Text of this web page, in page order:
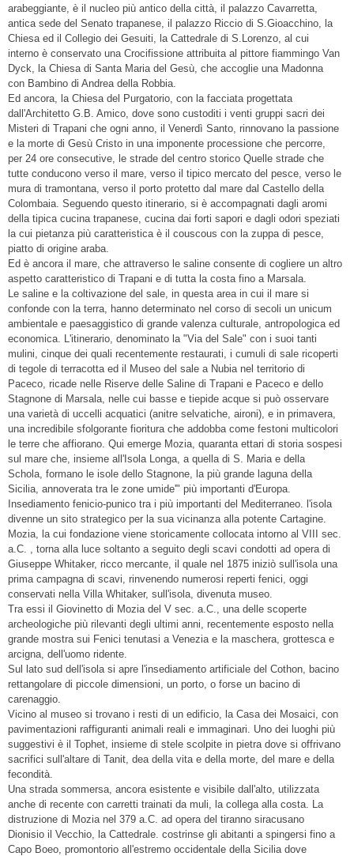
arabeggiante, è il nucleo più antico della città, il palazzo Cavarretta,
antica sede del Senato trapanese, il palazzo Riccio di S.Gioacchino, la
Chiesa ed il Collegio dei Gesuiti, la Cattedrale di S.Lorenzo, al cui
interno è conservato una Crocifissione attribuita al pittore fiammingo Van
Dyck, la Chiesa di Santa Maria del Gesù, che accoglie una Madonna
con Bambino di Andrea della Robbia.
Ed ancora, la Chiesa del Purgatorio, con la facciata progettata
dall'Architetto G.B. Amico, dove sono custoditi i venti gruppi sacri dei
Misteri di Trapani che ogni anno, il Venerdì Santo, rinnovano la passione
e la morte di Gesù Cristo in una imponente processione che percorre,
per 24 ore consecutive, le strade del centro storico Quelle strade che
tutte conducono verso il mare, verso il tipico mercato del pesce, verso le
mura di tramontana, verso il porto protetto dal mare dal Castello della
Colombaia. Seguendo questo itinerario, si è accompagnati dagli aromi
della tipica cucina trapanese, cucina dai forti sapori e dagli odori speziati
la cui pietanza più caratteristica è il couscous con la zuppa di pesce,
piatto di origine araba.
Ed è ancora il mare, che attraverso le saline consente di cogliere un altro
aspetto caratteristico di Trapani e di tutta la costa fino a Marsala.
Le saline e la coltivazione del sale, in questa area in cui il mare si
confonde con la terra, hanno determinato nel corso di secoli un unicum
ambientale e paesaggistico di grande valenza culturale, antropologica ed
economica. L'itinerario, denominato la "Via del Sale" con i suoi tanti
mulini, cinque dei quali recentemente restaurati, i cumuli di sale ricoperti
di tegole di terracotta ed il Museo del sale a Nubia nel territorio di
Paceco, ricade nelle Riserve delle Saline di Trapani e Paceco e dello
Stagnone di Marsala, nelle cui basse e tiepide acque si può osservare
una varietà di uccelli acquatici (anitre selvatiche, aironi), e in primavera,
una incredibile sfolgorante fioritura che addobba come festoni multicolori
le terre che affiorano. Qui emerge Mozia, quaranta ettari di storia sospesi
sul mare che, insieme all'Isola Longa, a quella di S. Maria e della
Schola, formano le isole dello Stagnone, la più grande laguna della
Sicilia, annoverata tra le zone umide'" più importanti d'Europa.
Insediamento fenicio-punico tra i più importanti del Mediterraneo. l'isola
divenne un sito strategico per la sua vicinanza alla potente Cartagine.
Mozia, la cui fondazione viene storicamente collocata intorno al VIII sec.
a.C. , torna alla luce soltanto a seguito degli scavi condotti ad opera di
Giuseppe Whitaker, ricco mercante, il quale nel 1875 iniziò sull'isola una
prima campagna di scavi, rinvenendo numerosi reperti fenici, oggi
conservati nella Villa Whitaker, sull'isola, divenuta museo.
Tra essi il Giovinetto di Mozia del V sec. a.C., una delle scoperte
archeologiche più rilevanti degli ultimi anni, recentemente esposto nella
grande mostra sui Fenici tenutasi a Venezia e la maschera, grottesca e
arcigna, dell'uomo ridente.
Sul lato sud dell'isola si apre l'insediamento artificiale del Cothon, bacino
rettangolare di piccole dimensioni, un porto, o forse un bacino di
carenaggio.
Vicino al museo si trovano i resti di un edificio, la Casa dei Mosaici, con
pavimentazioni raffiguranti animali reali e immaginari. Uno dei luoghi più
suggestivi è il Tophet, insieme di stele scolpite in pietra dove si offrivano
sacrifici sull'altare di Tanit, dea della vita e della morte, del mare e della
fecondità.
Una strada sommersa, ancora esistente e visibile dall'alto, utilizzata
anche di recente con carretti trainati da muli, la collega alla costa. La
distruzione di Mozia nel 379 a.C. ad opera del tiranno siracusano
Dionisio il Vecchio, la Cattedrale. costrinse gli abitanti a spingersi fino a
Capo Boeo, promontorio all'estremo occidentale della Sicilia dove